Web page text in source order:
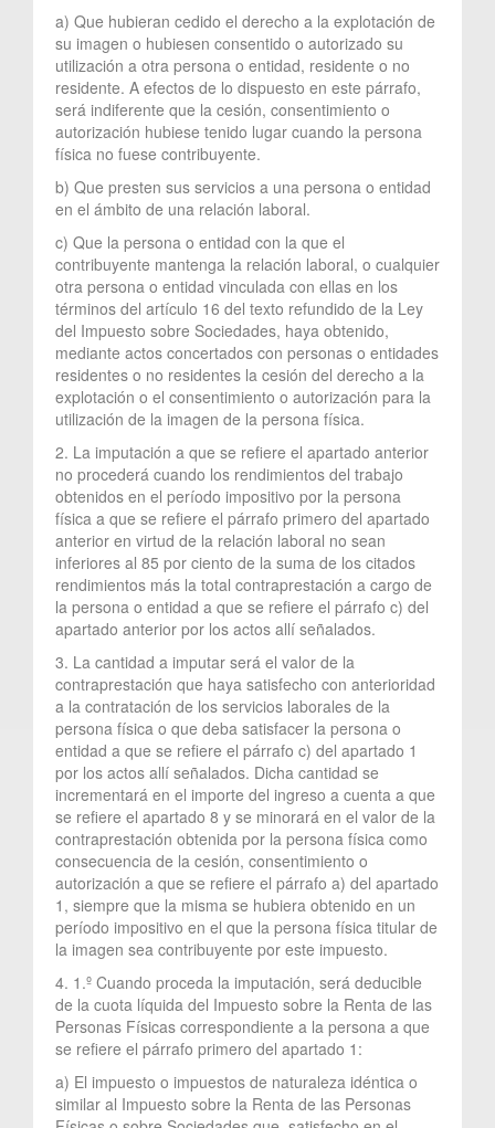
a) Que hubieran cedido el derecho a la explotación de
su imagen o hubiesen consentido o autorizado su
utilización a otra persona o entidad, residente o no
residente. A efectos de lo dispuesto en este párrafo,
será indiferente que la cesión, consentimiento o
autorización hubiese tenido lugar cuando la persona
física no fuese contribuyente.
b) Que presten sus servicios a una persona o entidad
en el ámbito de una relación laboral.
c) Que la persona o entidad con la que el
contribuyente mantenga la relación laboral, o cualquier
otra persona o entidad vinculada con ellas en los
términos del artículo 16 del texto refundido de la Ley
del Impuesto sobre Sociedades, haya obtenido,
mediante actos concertados con personas o entidades
residentes o no residentes la cesión del derecho a la
explotación o el consentimiento o autorización para la
utilización de la imagen de la persona física.
2. La imputación a que se refiere el apartado anterior
no procederá cuando los rendimientos del trabajo
obtenidos en el período impositivo por la persona
física a que se refiere el párrafo primero del apartado
anterior en virtud de la relación laboral no sean
inferiores al 85 por ciento de la suma de los citados
rendimientos más la total contraprestación a cargo de
la persona o entidad a que se refiere el párrafo c) del
apartado anterior por los actos allí señalados.
3. La cantidad a imputar será el valor de la
contraprestación que haya satisfecho con anterioridad
a la contratación de los servicios laborales de la
persona física o que deba satisfacer la persona o
entidad a que se refiere el párrafo c) del apartado 1
por los actos allí señalados. Dicha cantidad se
incrementará en el importe del ingreso a cuenta a que
se refiere el apartado 8 y se minorará en el valor de la
contraprestación obtenida por la persona física como
consecuencia de la cesión, consentimiento o
autorización a que se refiere el párrafo a) del apartado
1, siempre que la misma se hubiera obtenido en un
período impositivo en el que la persona física titular de
la imagen sea contribuyente por este impuesto.
4. 1.º Cuando proceda la imputación, será deducible
de la cuota líquida del Impuesto sobre la Renta de las
Personas Físicas correspondiente a la persona a que
se refiere el párrafo primero del apartado 1:
a) El impuesto o impuestos de naturaleza idéntica o
similar al Impuesto sobre la Renta de las Personas